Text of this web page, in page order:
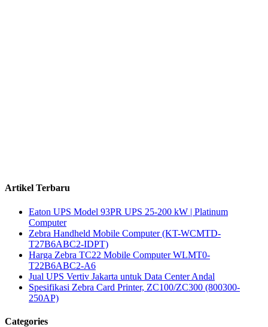
Artikel Terbaru
Eaton UPS Model 93PR UPS 25-200 kW | Platinum
Computer
Zebra Handheld Mobile Computer (KT-WCMTD-
T27B6ABC2-IDPT)
Harga Zebra TC22 Mobile Computer WLMT0-
T22B6ABC2-A6
Jual UPS Vertiv Jakarta untuk Data Center Andal
Spesifikasi Zebra Card Printer, ZC100/ZC300 (800300-
250AP)
Categories